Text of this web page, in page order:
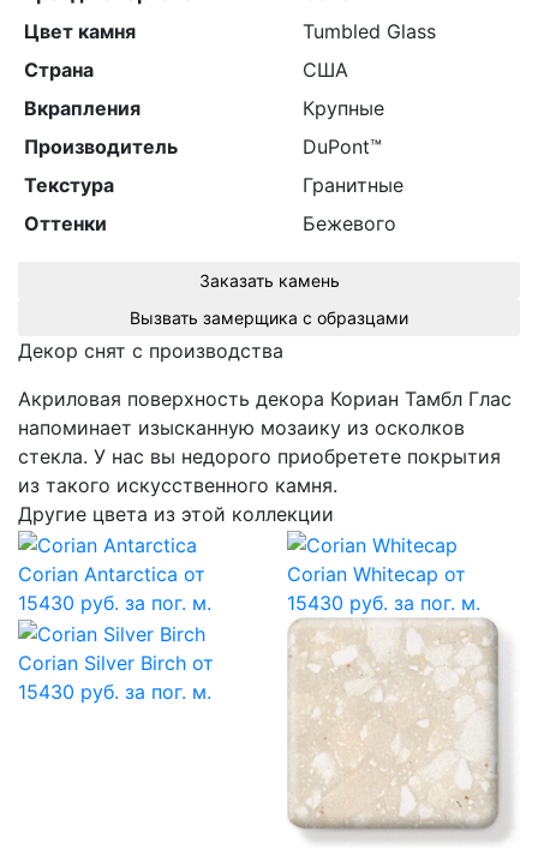
Цвет камня
Tumbled Glass
Страна
США
Вкрапления
Крупные
Производитель
DuPont™
Текстура
Гранитные
Оттенки
Бежевого
Заказать камень
Вызвать замерщика с образцами
Декор снят с производства
Акриловая поверхность декора Кориан Тамбл Глас
напоминает изысканную мозаику из осколков
стекла. У нас вы недорого приобретете покрытия
из такого искусственного камня.
Другие цвета из этой коллекции
Corian Antarctica от
15430 руб. за пог. м.
Corian Whitecap от
15430 руб. за пог. м.
Corian Silver Birch от
15430 руб. за пог. м.